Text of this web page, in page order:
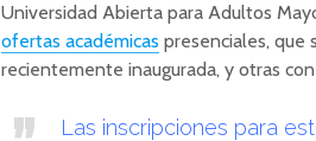
Universidad Abierta para Adultos
ofertas académicas presenciales, que
recientemente inaugurada, y otras
Las inscripciones para